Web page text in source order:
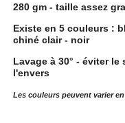
280 gm - taille assez
Existe en 5 couleurs :
chiné clair - noir
Lavage à 30° - éviter
l'envers
Les couleurs peuvent varier